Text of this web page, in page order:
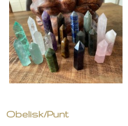
Obelisk/Punt